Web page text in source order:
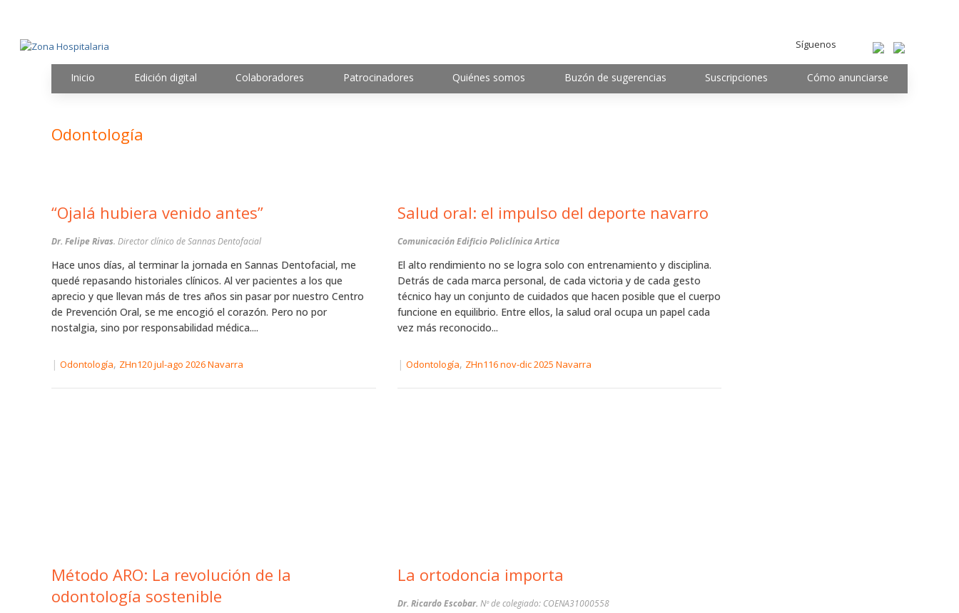
Síguenos
Inicio Edición digital Colaboradores Patrocinadores Quiénes somos Buzón de sugerencias Suscripciones Cómo anunciarse
Odontología
“Ojalá hubiera venido antes”
Dr. Felipe Rivas. Director clínico de Sannas Dentofacial
Hace unos días, al terminar la jornada en Sannas Dentofacial, me
quedé repasando historiales clínicos. Al ver pacientes a los que
aprecio y que llevan más de tres años sin pasar por nuestro Centro
de Prevención Oral, se me encogió el corazón. Pero no por
nostalgia, sino por responsabilidad médica....
| Odontología, ZHn120 jul-ago 2026 Navarra
Método ARO: La revolución de la
odontología sostenible
Salud oral: el impulso del deporte navarro
Comunicación Edificio Policlínica Artica
El alto rendimiento no se logra solo con entrenamiento y disciplina.
Detrás de cada marca personal, de cada victoria y de cada gesto
técnico hay un conjunto de cuidados que hacen posible que el cuerpo
funcione en equilibrio. Entre ellos, la salud oral ocupa un papel cada
vez más reconocido...
| Odontología, ZHn116 nov-dic 2025 Navarra
La ortodoncia importa
Dr. Ricardo Escobar. Nº de colegiado: COENA31000558